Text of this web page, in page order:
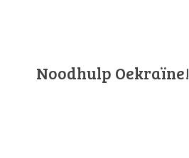
Noodhulp Oekraïne!